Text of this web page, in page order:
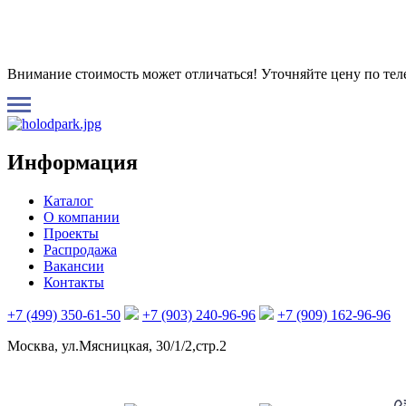
Внимание стоимость может отличаться! Уточняйте цену по
Информация
Каталог
О компании
Проекты
Распродажа
Вакансии
Контакты
+7 (499) 350-61-50 +7 (903) 240-96-96
+7 (909) 162-96-96
Москва, ул.Мясницкая, 30/1/2,стр.2